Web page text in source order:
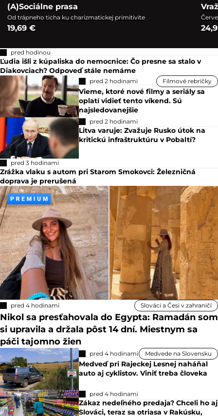
(A)Sociálne prasa
Od trápneho ticha ku charizmatickej primitivite
19,69 €
pred hodinou
Ľudia išli z kúpaliska do nemocnice: Čo presne sa stalo v
Diakovciach? Odpoveď stále nemáme
pred 2 hodinami Filmové rebríčky
Vieme, ktoré nové filmy a seriály sa
oplatí vidieť tento víkend. Sú
najsledovanejšie
pred 2 hodinami
Litva varuje: Zvažuje Rusko útok na
kritickú infraštruktúru v Pobaltí?
pred 3 hodinami
Zrážka vlaku s autom pri Starom Smokovci: Železničná
doprava je prerušená
pred 4 hodinami Slováci a Česi v zahraničí
Nikol sa presťahovala do Egypta: Ramadán som
si upravila a držala pôst 14 dní. Miestnym sa
páči tajomno žien
pred 4 hodinami Medvede na Slovensku
Medveď pri Rajeckej Lesnej naháňal
auto aj cyklistov. Viniť treba človeka
pred 4 hodinami
Zákaz nedeľného predaja? Chceli ho aj
Slováci, teraz sa otriasa v Rakúsku,